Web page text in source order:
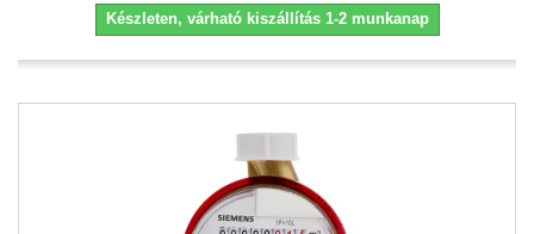
Készleten, várható kiszállítás 1-2 munkanap